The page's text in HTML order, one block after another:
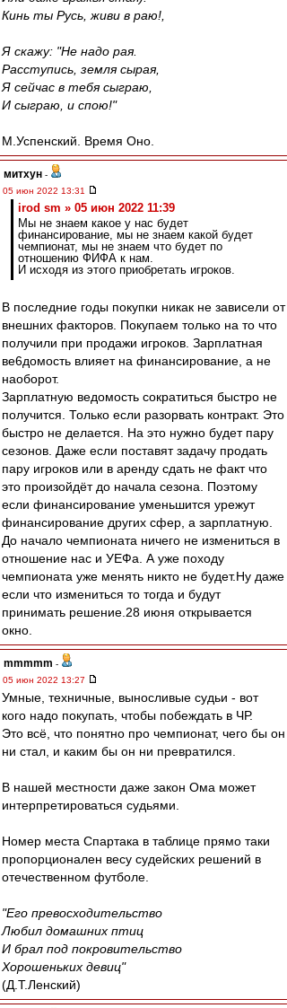
Кинь ты Русь, живи в раю!,
Я скажу: "Не надо рая.
Расступись, земля сырая,
Я сейчас в тебя сыграю,
И сыграю, и спою!"
М.Успенский. Время Оно.
митхун -
05 июн 2022 13:31
irod sm » 05 июн 2022 11:39
Мы не знаем какое у нас будет
финансирование, мы не знаем какой будет
чемпионат, мы не знаем что будет по
отношению ФИФА к нам.
И исходя из этого приобретать игроков.
В последние годы покупки никак не зависели от
внешних факторов. Покупаем только на то что
получили при продажи игроков. Зарплатная
ве6домость влияет на финансирование, а не
наоборот.
Зарплатную ведомость сократиться быстро не
получится. Только если разорвать контракт. Это
быстро не делается. На это нужно будет пару
сезонов. Даже если поставят задачу продать
пару игроков или в аренду сдать не факт что
это произойдёт до начала сезона. Поэтому
если финансирование уменьшится урежут
финансирование других сфер, а зарплатную.
До начало чемпионата ничего не измениться в
отношение нас и УЕФа. А уже походу
чемпионата уже менять никто не будет.Ну даже
если что измениться то тогда и будут
принимать решение.28 июня открывается
окно.
mmmmm -
05 июн 2022 13:27
Умные, техничные, выносливые судьи - вот
кого надо покупать, чтобы побеждать в ЧР.
Это всё, что понятно про чемпионат, чего бы он
ни стал, и каким бы он ни превратился.
В нашей местности даже закон Ома может
интерпретироваться судьями.
Номер места Спартака в таблице прямо таки
пропорционален весу судейских решений в
отечественном футболе.
"Его превосходительство
Любил домашних птиц
И брал под покровительство
Хорошеньких девиц"
(Д.Т.Ленский)